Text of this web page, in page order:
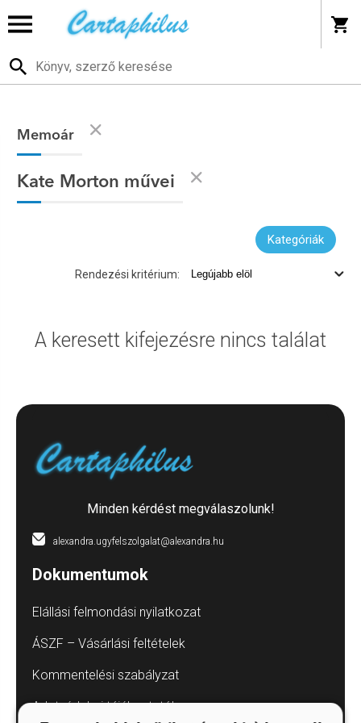
Memoár
Kate Morton művei
Kategóriák
Rendezési kritérium:
A keresett kifejezésre nincs találat
Minden kérdést megválaszolunk!
alexandra.ugyfelszolgalat@alexandra.hu
Dokumentumok
Elállási felmondási nyilatkozat
ÁSZF – Vásárlási feltételek
Kommentelési szabályzat
Adatvédelmi tájékoztatók